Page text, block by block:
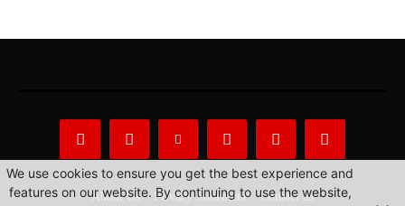
About Us Privacy Statement Contact us
We use cookies to ensure you get the best experience and
features on our website. By continuing to use the website,